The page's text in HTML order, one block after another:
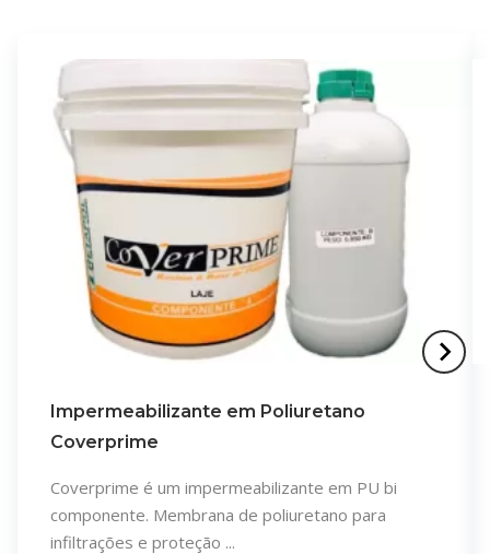
Impermeabilizante em Poliuretano
Coverprime
Coverprime é um impermeabilizante em PU bi
componente. Membrana de poliuretano para
infiltrações e proteção ...